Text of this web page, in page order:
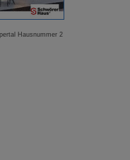
Hausnummer 2